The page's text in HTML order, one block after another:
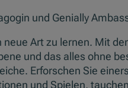
und Genially
Art zu lernen. Mit
und das alles ohne
Erforschen Sie
und Spielen,